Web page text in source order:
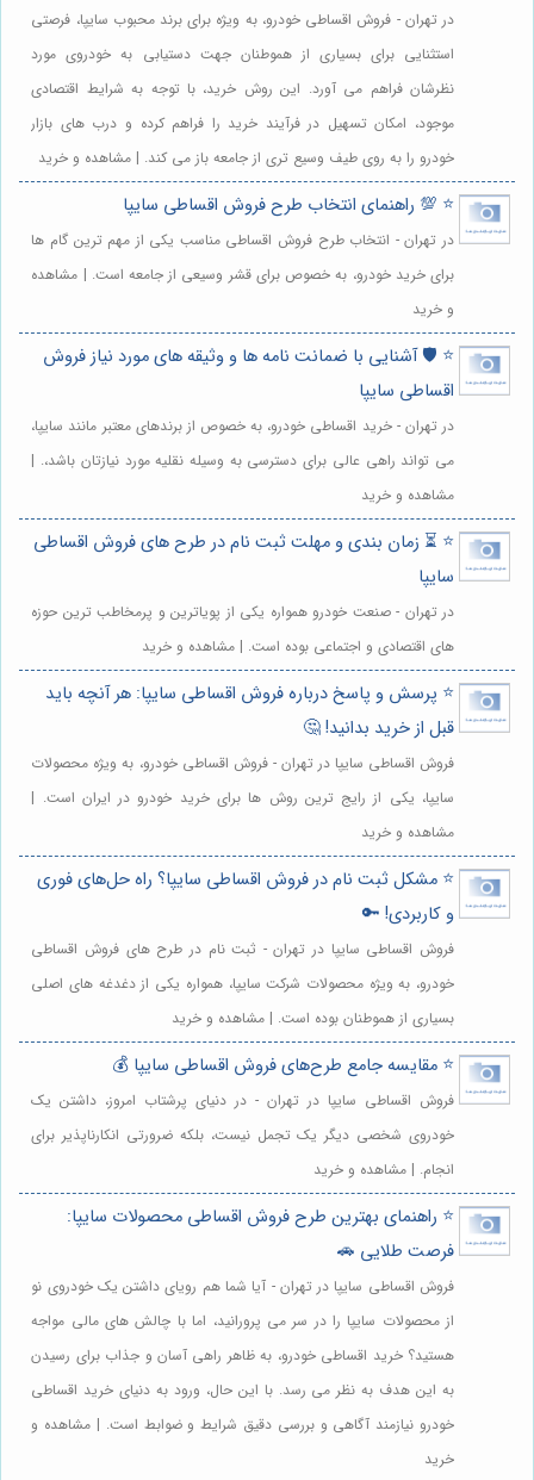
در تهران - فروش اقساطی خودرو، به ویژه برای برند محبوب سایپا، فرصتی
استثنایی برای بسیاری از هموطنان جهت دستیابی به خودروی مورد
نظرشان فراهم می آورد. این روش خرید، با توجه به شرایط اقتصادی
موجود، امکان تسهیل در فرآیند خرید را فراهم کرده و درب های بازار
خودرو را به روی طیف وسیع تری از جامعه باز می کند. | مشاهده و خرید
⭐️ 💯 راهنمای انتخاب طرح فروش اقساطی سایپا
در تهران - انتخاب طرح فروش اقساطی مناسب یکی از مهم ترین گام ها
برای خرید خودرو، به خصوص برای قشر وسیعی از جامعه است. | مشاهده
و خرید
⭐️ 🛡️ آشنایی با ضمانت نامه ها و وثیقه های مورد نیاز فروش
اقساطی سایپا
در تهران - خرید اقساطی خودرو، به خصوص از برندهای معتبر مانند سایپا،
می تواند راهی عالی برای دسترسی به وسیله نقلیه مورد نیازتان باشد،. |
مشاهده و خرید
⭐️ ⏳ زمان بندی و مهلت ثبت نام در طرح های فروش اقساطی
سایپا
در تهران - صنعت خودرو همواره یکی از پویاترین و پرمخاطب ترین حوزه
های اقتصادی و اجتماعی بوده است. | مشاهده و خرید
⭐️ پرسش و پاسخ درباره فروش اقساطی سایپا: هر آنچه باید
قبل از خرید بدانید! 🤔
فروش اقساطی سایپا در تهران - فروش اقساطی خودرو، به ویژه محصولات
سایپا، یکی از رایج ترین روش ها برای خرید خودرو در ایران است. |
مشاهده و خرید
⭐️ مشکل ثبت نام در فروش اقساطی سایپا؟ راه حل‌های فوری
و کاربردی! 🔑
فروش اقساطی سایپا در تهران - ثبت نام در طرح های فروش اقساطی
خودرو، به ویژه محصولات شرکت سایپا، همواره یکی از دغدغه های اصلی
بسیاری از هموطنان بوده است. | مشاهده و خرید
⭐️ مقایسه جامع طرح‌های فروش اقساطی سایپا 💰
فروش اقساطی سایپا در تهران - در دنیای پرشتاب امروز، داشتن یک
خودروی شخصی دیگر یک تجمل نیست، بلکه ضرورتی انکارناپذیر برای
انجام. | مشاهده و خرید
⭐️ راهنمای بهترین طرح فروش اقساطی محصولات سایپا:
فرصت طلایی 🚗
فروش اقساطی سایپا در تهران - آیا شما هم رویای داشتن یک خودروی نو
از محصولات سایپا را در سر می پرورانید، اما با چالش های مالی مواجه
هستید؟ خرید اقساطی خودرو، به ظاهر راهی آسان و جذاب برای رسیدن
به این هدف به نظر می رسد. با این حال، ورود به دنیای خرید اقساطی
خودرو نیازمند آگاهی و بررسی دقیق شرایط و ضوابط است. | مشاهده و
خرید